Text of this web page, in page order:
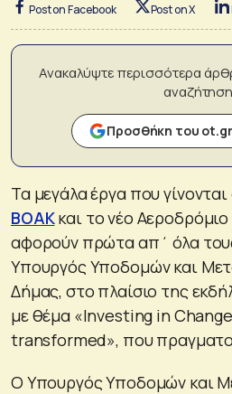
Post on Facebook Post on X
Ανακαλύψτε περισσότερα
Προσθήκη του
Τα μεγάλα έργα που
ΒΟΑΚκαι το νέο Αεροδρόμιο
αφορούν πρώτα απ΄ όλα
Υπουργός Υποδομών και
Δήμας, στο πλαίσιο της
με θέμα «Investing in
transformed», που
Ο Υπουργός Υποδομών και